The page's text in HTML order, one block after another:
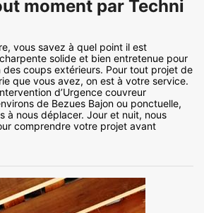
moment par Techni
vous savez à quel point il est
solide et bien entretenue pour
coups extérieurs. Pour tout projet de
que vous avez, on est à votre service.
d’Urgence couvreur
de Bezues Bajon ou ponctuelle,
à nous déplacer. Jour et nuit, nous
comprendre votre projet avant